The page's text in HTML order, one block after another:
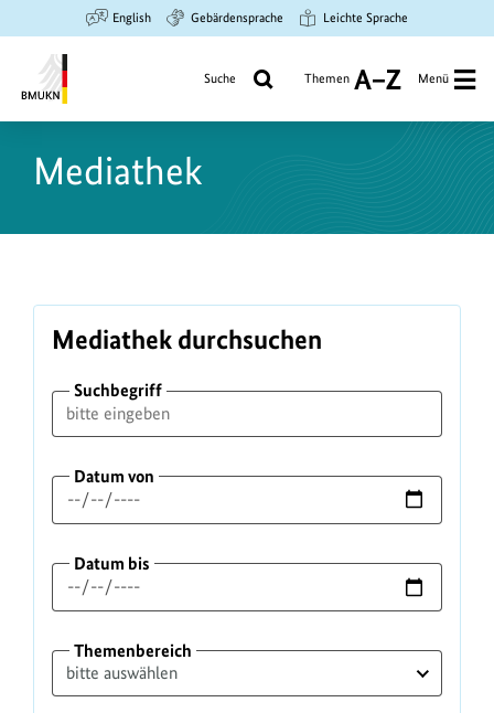
Hauptinhalt
springen
Suche
springen
Hauptnavigation
springen
English Gebärdensprache Leichte Sprache
Umwelt,
Sicherheit
Suche Themen
A
Z
Menü
Mediathek
Mediathek durchsuchen
Suchbegriff
Datum von
Datum bis
Themenbereich